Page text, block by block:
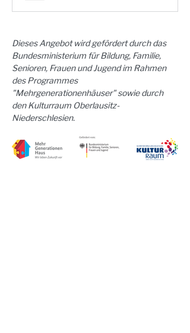
Dieses Angebot wird gefördert durch das
Bundesministerium für Bildung, Familie,
Senioren, Frauen und Jugend im Rahmen
des Programmes
"Mehrgenerationenhäuser" sowie durch
den Kulturraum Oberlausitz-
Niederschlesien.